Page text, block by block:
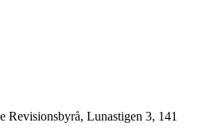
Revisionsbyrå, Lunastigen 3, 141